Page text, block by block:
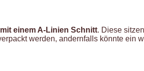
einem A-Linien Schnitt. Diese
werden, andernfalls könnte ein